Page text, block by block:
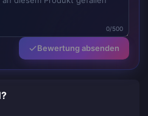
0/500
Bewertung absenden